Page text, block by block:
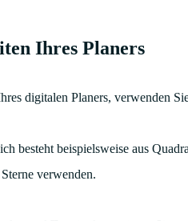
Ihres Planers
digitalen Planers, verwenden
besteht beispielsweise aus
verwenden.